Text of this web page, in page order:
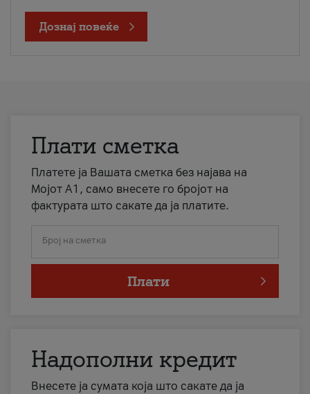
Дознај повеќе
Плати сметка
Платете ја Вашата сметка без најава на
Мојот А1, само внесете го бројот на
фактурата што сакате да ја платите.
Број на сметка
Плати
Надополни кредит
Внесете ја сумата која што сакате да ја